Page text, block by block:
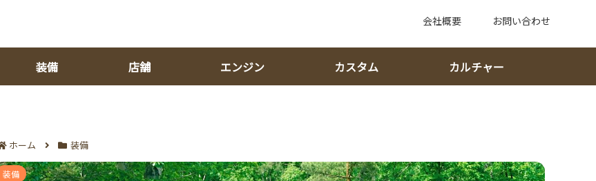
会社概要 お問い合わせ
装備 店舗 エンジン カスタム カルチャー
ホーム 装備
ハーレーに似合うフルフェイス7選｜重さ・静かさ・雰囲気で後悔しない！
装備